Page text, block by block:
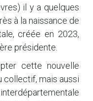
il y a quelques
à la naissance de
créée en 2023,
présidente.
cette nouvelle
collectif, mais aussi